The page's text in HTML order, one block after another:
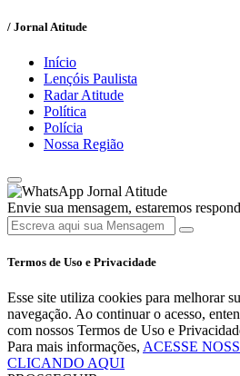
/ Jornal Atitude
Início
Lençóis Paulista
Radar Atitude
Política
Polícia
Nossa Região
Jornal Atitude
Envie sua mensagem, estaremos
Termos de Uso e Privacidade
Esse site utiliza cookies para melhorar
navegação. Ao continuar o acesso,
com nossos Termos de Uso e
Para mais informações, ACESSE
CLICANDO AQUI